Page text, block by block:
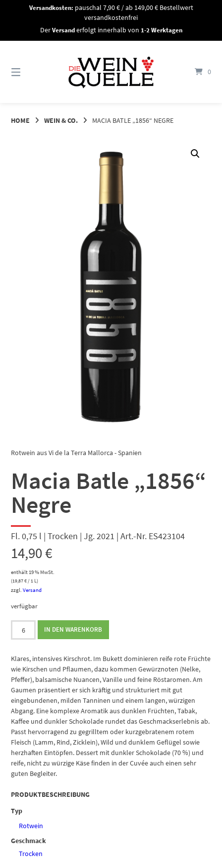
Versandkosten: pauschal 7,90 € / ab 149,00 € Bestellwert
versandkostenfrei
DerVersanderfolgt innerhalb von 1-2 Werktagen
0
HOME WEIN & CO. MACIA BATLE „1856“ NEGRE
Rotwein aus Vi de la Terra Mallorca - Spanien
Macia Batle „1856“
Negre
Fl. 0,75 l | Trocken | Jg. 2021 | Art.-Nr. ES423104
14,90€
enthält 19 % MwSt.
(19,87€/ 1 L)
zzgl.Versand
verfügbar
Macia
Batle
Negre
Menge
IN DEN WARENKORB
Klares, intensives Kirschrot. Im Bukett dominieren reife rote Früchte
wie Kirschen und Pflaumen, dazu kommen Gewürznoten (Nelke,
Pfeffer), balsamische Nuancen, Vanille und feine Röstaromen. Am
Gaumen präsentiert er sich kräftig und strukturiert mit gut
eingebundenen, milden Tanninen und einem langen, würzigen
Abgang. Eine komplexe Aromatik aus dunklen Früchten, Tabak,
Kaffee und dunkler Schokolade rundet das Geschmackserlebnis ab.
Passt hervorragend zu gegrilltem oder kurzgebratenem rotem
Fleisch (Lamm, Rind, Zicklein), Wild und dunklem Geflügel sowie
herzhaften Eintöpfen. Dessert mit dunkler Schokolade (70 %) und
reife, nicht zu würzige Käse finden in der Cuvée auch einen sehr
guten Begleiter.
PRODUKTBESCHREIBUNG
Typ
Rotwein
Geschmack
Trocken